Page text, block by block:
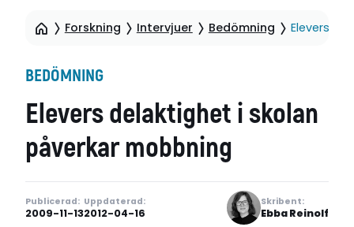
Forskning Intervjuer Bedömning Elevers
BEDÖMNING
Elevers delaktighet i skolan
påverkar mobbning
Publicerad:
2009-11-13
Uppdaterad:
2012-04-16
Skribent:
Ebba Reinolf